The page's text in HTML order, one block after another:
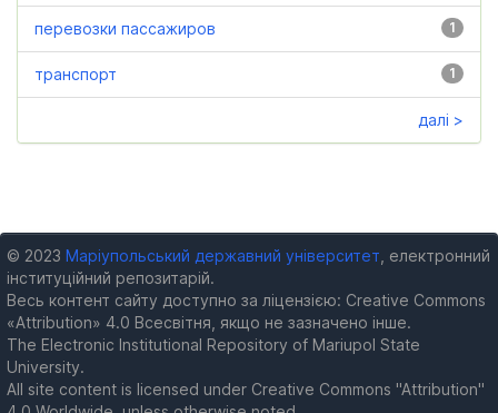
1
перевозки пассажиров
1
транспорт
далі >
© 2023 Маріупольський державний університет , електронний
інституційний репозитарій.
Весь контент сайту доступно за ліцензією: Creative Commons
«Attribution» 4.0 Всесвітня, якщо не зазначено інше.
The Electronic Institutional Repository of Mariupol State
University.
All site content is licensed under Creative Commons "Attribution"